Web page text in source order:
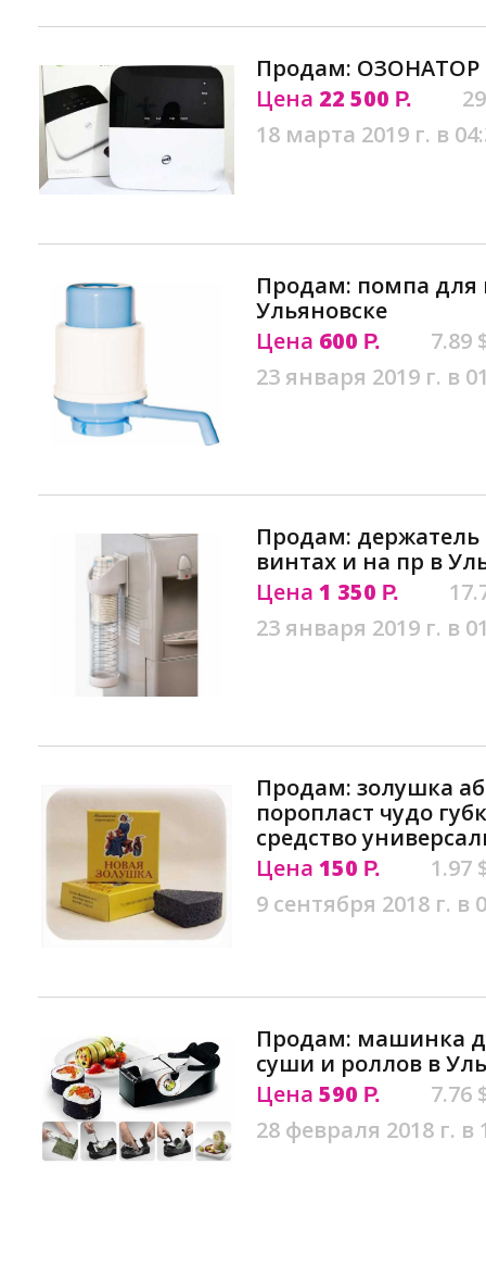
Продам: ОЗОНАТОР
Цена 22 500 Р.
18 марта 2019 г. в
Продам: помпа
Ульяновске
Цена 600 Р.
7.89
23 января 2019 г. в
Продам: держатель
винтах и на пр в
Цена 1 350 Р.
23 января 2019 г. в
Продам: золушка
поропласт чудо
средство
Цена 150 Р.
1.97
9 сентября 2018 г. в
Продам: машинка
суши и роллов в
Цена 590 Р.
7.76
28 февраля 2018 г. в